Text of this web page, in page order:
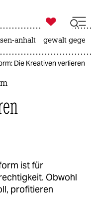

taz zahl ich
anhalt gewalt
Die Kreativen verlieren
ist für
Obwohl
profitieren